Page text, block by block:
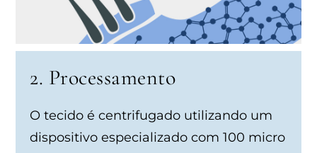
2. Processamento
O tecido é centrifugado utilizando um
dispositivo especializado com 100 micro